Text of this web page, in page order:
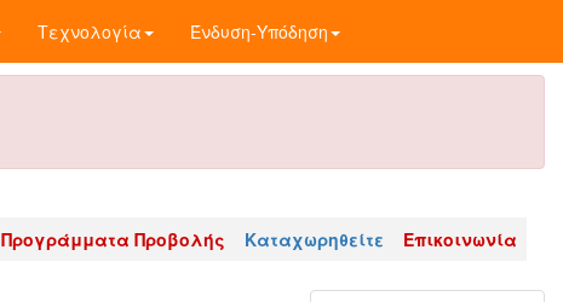
Τεχνολογία Ένδυση-Υπόδηση
Προγράμματα Προβολής Καταχωρηθείτε Επικοινωνία